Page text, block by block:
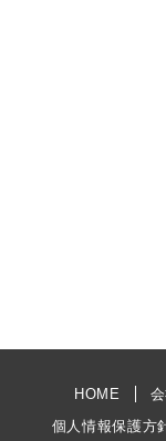
HOME
個人情報保護方